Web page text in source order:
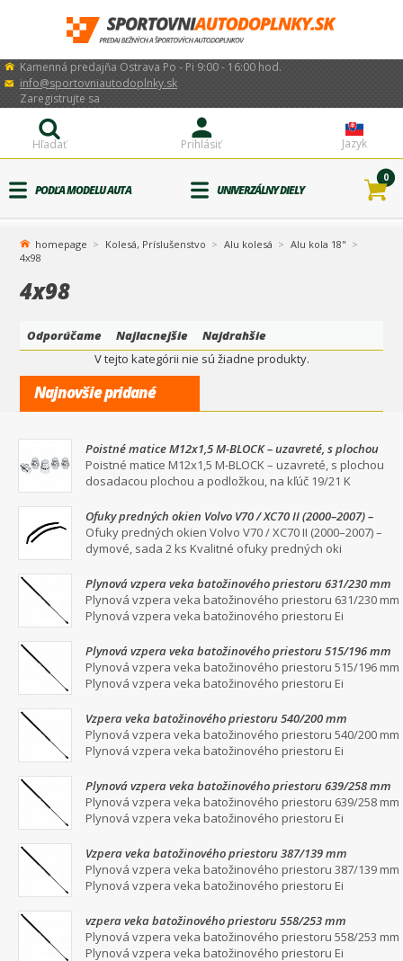
Kamenná predajňa Ostrava Po - Pi 9:00 - 16:00 hod.
info@sportovniautodoplnky.sk
Jazyk
Prihlásiť
Zaregistrujte sa
Hľadať
PODĽA MODELU AUTA UNIVERZÁLNY DIELY
0
homepage Kolesá, Príslušenstvo Alu kolesá
Alu kola 18"
4x98
4x98
Odporúčame Najlacnejšie
Najdrahšie
V tejto kategórii nie sú žiadne produkty.
Najnovšie pridané
Poistné matice M12x1,5 M-BLOCK – uzavreté, s plochou
dosadacou plochou a podložkou, na kľúč 19/21
Poistné matice M12x1,5 M-BLOCK – uzavreté, s plochou
dosadacou plochou a podložkou, na kľúč 19/21 K
Ofuky predných okien Volvo V70 / XC70 II (2000–2007) –
dymové, sada 2 ks
Ofuky predných okien Volvo V70 / XC70 II (2000–2007) –
dymové, sada 2 ks Kvalitné ofuky predných oki
Plynová vzpera veka batožinového priestoru 631/230 mm
Plynová vzpera veka batožinového priestoru 631/230 mm
Plynová vzpera veka batožinového priestoru Ei
Plynová vzpera veka batožinového priestoru 515/196 mm
Plynová vzpera veka batožinového priestoru 515/196 mm
Plynová vzpera veka batožinového priestoru Ei
Vzpera veka batožinového priestoru 540/200 mm
Plynová vzpera veka batožinového priestoru 540/200 mm
Plynová vzpera veka batožinového priestoru Ei
Plynová vzpera veka batožinového priestoru 639/258 mm
Plynová vzpera veka batožinového priestoru 639/258 mm
Plynová vzpera veka batožinového priestoru Ei
Vzpera veka batožinového priestoru 387/139 mm
Plynová vzpera veka batožinového priestoru 387/139 mm
Plynová vzpera veka batožinového priestoru Ei
vzpera veka batožinového priestoru 558/253 mm
Plynová vzpera veka batožinového priestoru 558/253 mm
Plynová vzpera veka batožinového priestoru Ei